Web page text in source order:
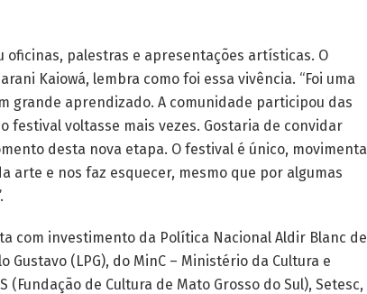
palestras e apresentações artísticas. O
Kaiowá, lembra como foi essa vivência. “Foi uma
grande aprendizado. A comunidade participou das
festival voltasse mais vezes. Gostaria de convidar
desta nova etapa. O festival é único, movimenta
arte e nos faz esquecer, mesmo que por algumas
com investimento da Política Nacional Aldir Blanc de
Gustavo (LPG), do MinC – Ministério da Cultura e
(Fundação de Cultura de Mato Grosso do Sul), Setesc,